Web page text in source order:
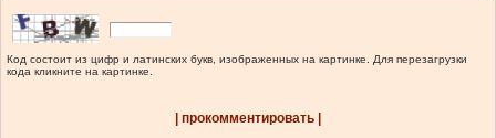
Код состоит из цифр и латинских букв, изображенных на картинке. Для перезагрузки
кода кликните на картинке.
| прокомментировать |